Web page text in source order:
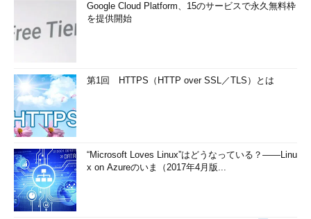
Google Cloud Platform、15のサービスで永久無料枠
を提供開始
第1回 HTTPS（HTTP over SSL／TLS）とは
“Microsoft Loves Linux”はどうなっている？――Linu
x on Azureのいま（2017年4月版...